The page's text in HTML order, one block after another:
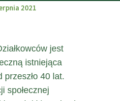
2021
jest
istniejąca
przeszło 40 lat.
społecznej